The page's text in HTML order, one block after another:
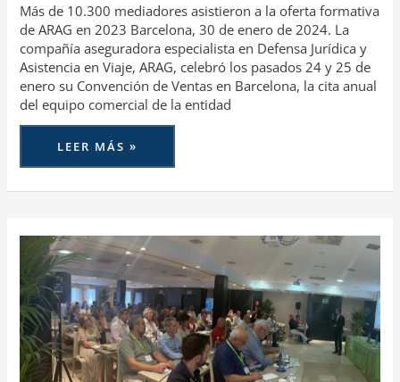
Más de 10.300 mediadores asistieron a la oferta formativa
de ARAG en 2023 Barcelona, 30 de enero de 2024. La
compañía aseguradora especialista en Defensa Jurídica y
Asistencia en Viaje, ARAG, celebró los pasados 24 y 25 de
enero su Convención de Ventas en Barcelona, la cita anual
del equipo comercial de la entidad
LEER MÁS »
CENTERBROK
CELEBRA
SU
DECIMO
ANIVERSARIO
EN
SU
CONVENCIÓN
NACIONAL
EN
MADRID